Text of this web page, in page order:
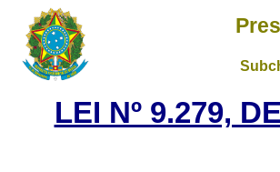
LEI Nº 9.279,